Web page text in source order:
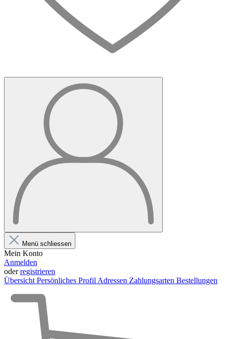
Menü schliessen
Mein Konto
Anmelden
oderregistrieren
Übersicht Persönliches Profil Adressen Zahlungsarten Bestellungen